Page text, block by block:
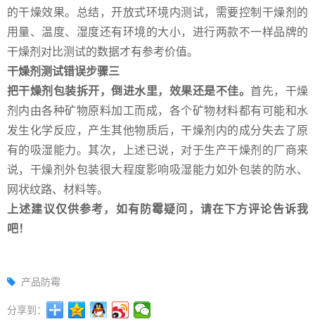
的干燥效果。总结，开放式环境内测试，需要控制干燥剂的
用量、温度、湿度还有环境的大小，进行两款不一样品牌的
干燥剂对比测试的数据才有参考价值。
干燥剂测试错误步骤三
把干燥剂包装拆开，倒进水里，效果还是不佳。 首先，干燥
剂内由各种矿物原料加工而成，各个矿物材料都有可能和水
发生化学反应，产生其他物质后，干燥剂内的成分失去了原
有的吸湿能力。其次，上述已说，对于生产干燥剂的厂商来
说，干燥剂外包装很大程度影响吸湿能力如外包装的防水、
网状纹路、材料等。
上述建议仅供参考，如有防霉疑问，请在下方评论告诉我
吧！
产品防霉
分享到：